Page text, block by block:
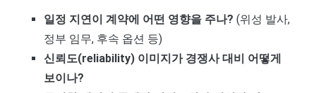
일정 지연이 계약에 어떤 영향을 주나? (위성 발사,
정부 임무, 후속 옵션 등)
신뢰도(reliability) 이미지가 경쟁사 대비 어떻게
보이나?